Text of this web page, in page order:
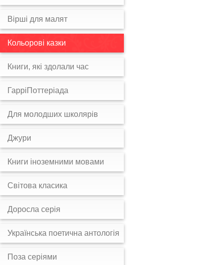
Вірші для малят
Кольорові казки
Книги, які здолали час
ГарріПоттеріада
Для молодших школярів
Джури
Книги іноземними мовами
Світова класика
Доросла серія
Українська поетична антологія
Поза серіями